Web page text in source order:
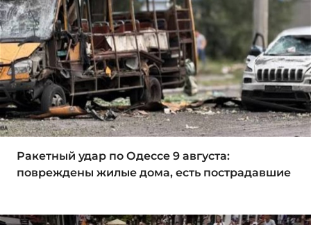
Ракетный удар по Одессе 9 августа:
повреждены жилые дома, есть пострадавшие